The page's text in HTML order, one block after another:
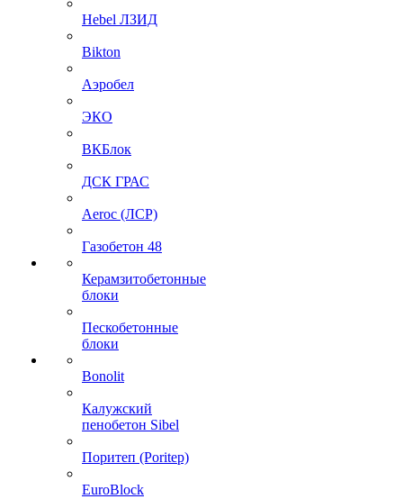
Hebel ЛЗИД
Bikton
Аэробел
ЭКО
ВКБлок
ДСК ГРАС
Aeroc (ЛСР)
Газобетон 48
Керамзитобетонные
блоки
Пескобетонные
блоки
Bonolit
Калужский
пенобетон Sibel
Поритеп (Poritep)
EuroBlock